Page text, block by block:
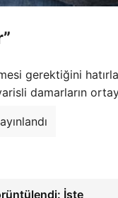
gerektiğini
damarların
İşte